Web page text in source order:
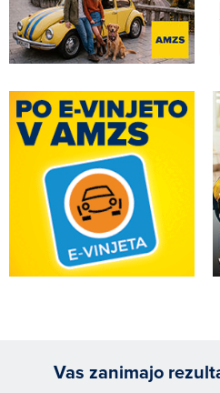
Vas zanimajo